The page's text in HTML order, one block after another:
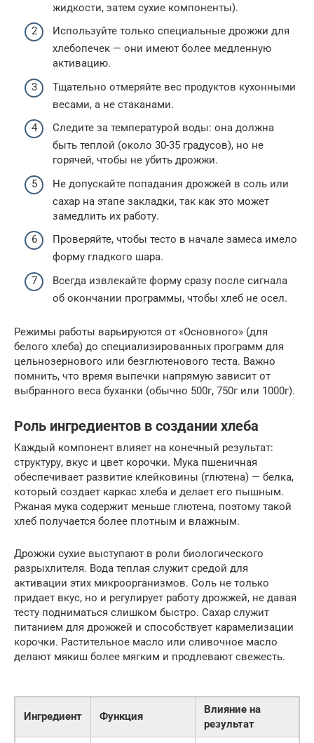
жидкости, затем сухие компоненты).
Используйте только специальные дрожжи для
хлебопечек — они имеют более медленную
активацию.
Тщательно отмеряйте вес продуктов кухонными
весами, а не стаканами.
Следите за температурой воды: она должна
быть теплой (около 30-35 градусов), но не
горячей, чтобы не убить дрожжи.
Не допускайте попадания дрожжей в соль или
сахар на этапе закладки, так как это может
замедлить их работу.
Проверяйте, чтобы тесто в начале замеса имело
форму гладкого шара.
Всегда извлекайте форму сразу после сигнала
об окончании программы, чтобы хлеб не осел.
Режимы работы варьируются от «Основного» (для
белого хлеба) до специализированных программ для
цельнозернового или безглютенового теста. Важно
помнить, что время выпечки напрямую зависит от
выбранного веса буханки (обычно 500г, 750г или 1000г).
Роль ингредиентов в создании хлеба
Каждый компонент влияет на конечный результат:
структуру, вкус и цвет корочки. Мука пшеничная
обеспечивает развитие клейковины (глютена) — белка,
который создает каркас хлеба и делает его пышным.
Ржаная мука содержит меньше глютена, поэтому такой
хлеб получается более плотным и влажным.
Дрожжи сухие выступают в роли биологического
разрыхлителя. Вода теплая служит средой для
активации этих микроорганизмов. Соль не только
придает вкус, но и регулирует работу дрожжей, не давая
тесту подниматься слишком быстро. Сахар служит
питанием для дрожжей и способствует карамелизации
корочки. Растительное масло или сливочное масло
делают мякиш более мягким и продлевают свежесть.
Ингредиент Функция
Влияние на
результат